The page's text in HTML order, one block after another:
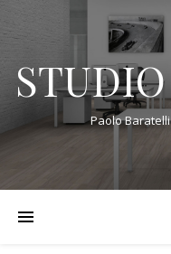
Paolo